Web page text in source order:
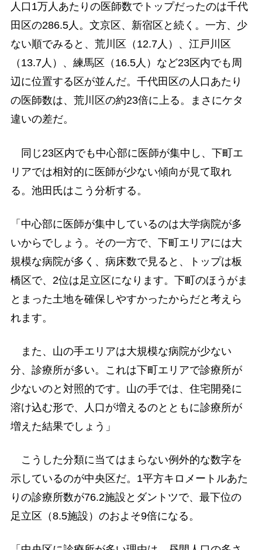
人口1万人あたりの医師数でトップだったのは千代
田区の286.5人。文京区、新宿区と続く。一方、少
ない順でみると、荒川区（12.7人）、江戸川区
（13.7人）、練馬区（16.5人）など23区内でも周
辺に位置する区が並んだ。千代田区の人口あたり
の医師数は、荒川区の約23倍に上る。まさにケタ
違いの差だ。
同じ23区内でも中心部に医師が集中し、下町エ
リアでは相対的に医師が少ない傾向が見て取れ
る。池田氏はこう分析する。
「中心部に医師が集中しているのは大学病院が多
いからでしょう。その一方で、下町エリアには大
規模な病院が多く、病床数で見ると、トップは板
橋区で、2位は足立区になります。下町のほうがま
とまった土地を確保しやすかったからだと考えら
れます。
また、山の手エリアは大規模な病院が少ない
分、診療所が多い。これは下町エリアで診療所が
少ないのと対照的です。山の手では、住宅開発に
溶け込む形で、人口が増えるのとともに診療所が
増えた結果でしょう」
こうした分類に当てはまらない例外的な数字を
示しているのが中央区だ。1平方キロメートルあた
りの診療所数が76.2施設とダントツで、最下位の
足立区（8.5施設）のおよそ9倍になる。